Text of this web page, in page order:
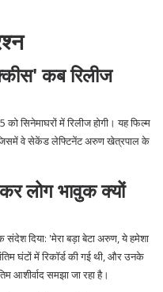
कब रिलीज
को सिनेमाघरों में रिलीज होगी। यह फिल्म
जिसमें वे सेकेंड लेफ्टिनेंट अरुण खेत्रपाल के
लोग भावुक क्यों
दिया: 'मेरा बड़ा बेटा अरुण, ये हमेशा
घंटों में रिकॉर्ड की गई थी, और उनके
आशीर्वाद समझा जा रहा है।